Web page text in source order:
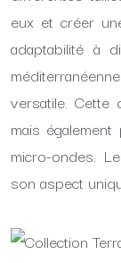
eux et créer
adaptabilité à
versatile. Cette
mais
micro-ondes.
son aspect